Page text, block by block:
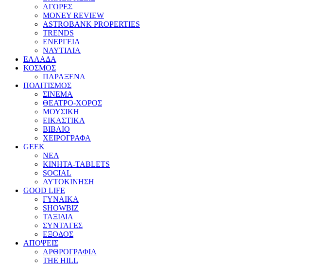
ΑΓΟΡΕΣ
MONEY REVIEW
ASTROBANK PROPERTIES
TRENDS
ΕΝΕΡΓΕΙΑ
ΝΑΥΤΙΛΙΑ
ΕΛΛΑΔΑ
ΚΟΣΜΟΣ
ΠΑΡΑΞΕΝΑ
ΠΟΛΙΤΙΣΜΟΣ
ΣΙΝΕΜΑ
ΘΕΑΤΡΟ-ΧΟΡΟΣ
ΜΟΥΣΙΚΗ
ΕΙΚΑΣΤΙΚΑ
ΒΙΒΛΙΟ
ΧΕΙΡΟΓΡΑΦΑ
GEEK
ΝΕΑ
ΚΙΝΗΤΑ-TABLETS
SOCIAL
ΑΥΤΟΚΙΝΗΣΗ
GOOD LIFE
ΓΥΝΑΙΚΑ
SHOWBIZ
ΤΑΞΙΔΙΑ
ΣΥΝΤΑΓΕΣ
ΕΞΟΔΟΣ
ΑΠΟΨΕΙΣ
ΑΡΘΡΟΓΡΑΦΙΑ
THE HILL